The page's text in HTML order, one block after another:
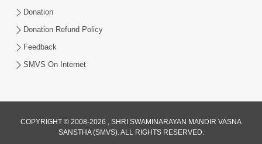
Swaninarayan | SMVS | 2023
Mar 27, 2023
Donation
Donation Refund Policy
Feedback
SMVS On Internet
COPYRIGHT © 2008-2026 , SHRI SWAMINARAYAN MANDIR VASNA
SANSTHA (SMVS). ALL RIGHTS RESERVED.